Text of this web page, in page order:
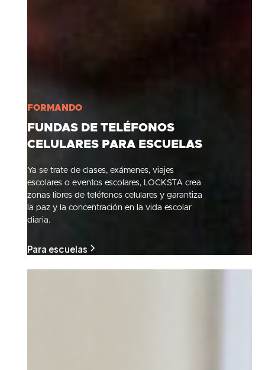
FORMANDO
FUNDAS DE TELÉFONOS
CELULARES PARA ESCUELAS
Ya se trate de clases, exámenes, viajes
escolares o eventos escolares, LOCKSTA crea
zonas libres de teléfonos celulares y garantiza
la paz y la concentración en la vida escolar
diaria.
Para escuelas